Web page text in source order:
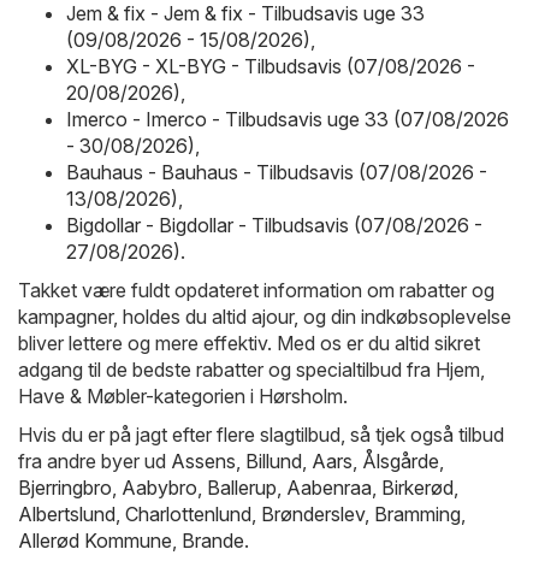
Jem & fix - Jem & fix - Tilbudsavis uge 33
(09/08/2026 - 15/08/2026),
XL-BYG - XL-BYG - Tilbudsavis (07/08/2026 -
20/08/2026),
Imerco - Imerco - Tilbudsavis uge 33 (07/08/2026
- 30/08/2026),
Bauhaus - Bauhaus - Tilbudsavis (07/08/2026 -
13/08/2026),
Bigdollar - Bigdollar - Tilbudsavis (07/08/2026 -
27/08/2026).
Takket være fuldt opdateret information om rabatter og
kampagner, holdes du altid ajour, og din indkøbsoplevelse
bliver lettere og mere effektiv. Med os er du altid sikret
adgang til de bedste rabatter og specialtilbud fra Hjem,
Have & Møbler-kategorien i Hørsholm.
Hvis du er på jagt efter flere slagtilbud, så tjek også tilbud
fra andre byer ud Assens, Billund, Aars, Ålsgårde,
Bjerringbro, Aabybro, Ballerup, Aabenraa, Birkerød,
Albertslund, Charlottenlund, Brønderslev, Bramming,
Allerød Kommune, Brande.